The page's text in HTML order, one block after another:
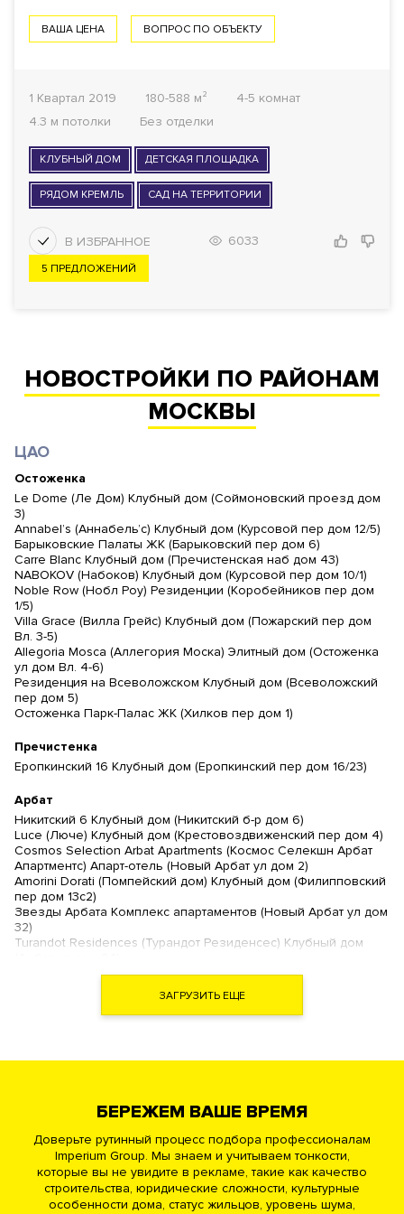
ВАША ЦЕНА ВОПРОС ПО ОБЪЕКТУ
1 Квартал 2019 180-588 м²
4-5 комнат
4.3 м потолки
Без отделки
КЛУБНЫЙ ДОМ ДЕТСКАЯ ПЛОЩАДКА
РЯДОМ КРЕМЛЬ САД НА ТЕРРИТОРИИ
6033
5 ПРЕДЛОЖЕНИЙ
НОВОСТРОЙКИ ПО РАЙОНАМ
МОСКВЫ
ЦАО
Остоженка
Le Dome (Ле Дом) Клубный дом (Соймоновский проезд дом
3)
Annabel’s (Аннабель’с) Клубный дом (Курсовой пер дом 12/5)
Барыковские Палаты ЖК (Барыковский пер дом 6)
Carre Blanc Клубный дом (Пречистенская наб дом 43)
NABOKOV (Набоков) Клубный дом (Курсовой пер дом 10/1)
Noble Row (Нобл Роу) Резиденции (Коробейников пер дом
1/5)
Villa Grace (Вилла Грейс) Клубный дом (Пожарский пер дом
Вл. 3-5)
Allegoria Mosca (Аллегория Моска) Элитный дом (Остоженка
ул дом Вл. 4-6)
Резиденция на Всеволожском Клубный дом (Всеволожский
пер дом 5)
Остоженка Парк-Палас ЖК (Хилков пер дом 1)
Пречистенка
Еропкинский 16 Клубный дом (Еропкинский пер дом 16/23)
Арбат
Никитский 6 Клубный дом (Никитский б-р дом 6)
Luce (Люче) Клубный дом (Крестовоздвиженский пер дом 4)
Cosmos Selection Arbat Apartments (Космос Селекшн Арбат
Апартментс) Апарт-отель (Новый Арбат ул дом 2)
Amorini Dorati (Помпейский дом) Клубный дом (Филипповский
пер дом 13с2)
Звезды Арбата Комплекс апартаментов (Новый Арбат ул дом
32)
Turandot Residences (Турандот Резиденсес) Клубный дом
Artisan (Артизан) Клубный дом (Арбат ул дом 39)
Дом Наркомфина (Новинский б-р дом 25 )
Дом на Хлебном (Хлебный пер дом 19)
The Book (Зе Бук) Комплекс апартаментов (Новый Арбат ул
б-р дом 12)
Академия Клубный дом (Нащокинский пер дом 7)
Новый Арбат ЖК (Новый Арбат ул дом 27)
Театральный Дом Премиум квартал (Поварская ул дом 8/1)
Трубниковский 30 Клубный дом (Трубниковский пер дом
ЗАГРУЗИТЬ ЕЩЕ
БЕРЕЖЕМ ВАШЕ ВРЕМЯ
Доверьте рутинный процесс подбора профессионалам
Imperium Group. Мы знаем и учитываем тонкости,
которые вы не увидите в рекламе, такие как качество
строительства, юридические сложности, культурные
особенности дома, статус жильцов, уровень шума,